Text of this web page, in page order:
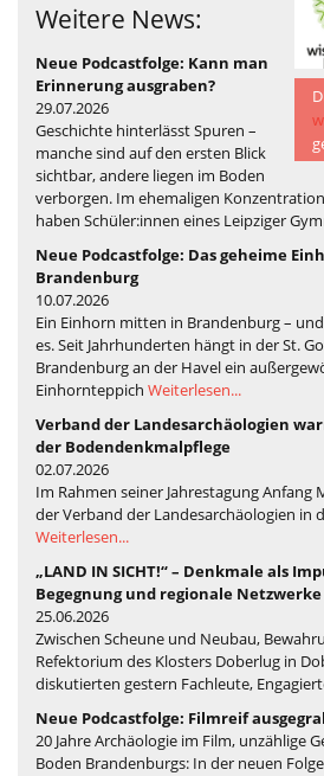
Weitere News:
Neue Podcastfolge: Kann man
Erinnerung ausgraben?
29.07.2026
Geschichte hinterlässt Spuren –
manche sind auf den ersten Blick
sichtbar, andere liegen im Boden
verborgen. Im ehemaligen
haben Schüler:innen eines Leipziger
Neue Podcastfolge: Das geheime
Brandenburg
10.07.2026
Ein Einhorn mitten in Brandenburg –
es. Seit Jahrhunderten hängt in der St.
Brandenburg an der Havel ein
Einhornteppich Weiterlesen...
Verband der Landesarchäologien
der Bodendenkmalpflege
02.07.2026
Im Rahmen seiner Jahrestagung Anfang
der Verband der Landesarchäologien in
Weiterlesen...
„LAND IN SICHT!“ – Denkmale als
Begegnung und regionale Netzwerke
25.06.2026
Zwischen Scheune und Neubau,
Refektorium des Klosters Doberlug in
diskutierten gestern Fachleute,
Neue Podcastfolge: Filmreif
20 Jahre Archäologie im Film, unzählige
Boden Brandenburgs: In der neuen